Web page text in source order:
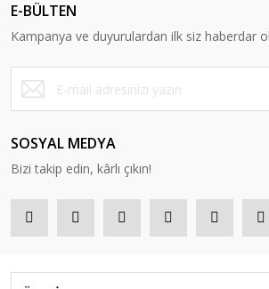
E-BÜLTEN
Kampanya ve duyurulardan ilk siz haberdar
SOSYAL MEDYA
Bizi takip edin, kârlı çıkın!